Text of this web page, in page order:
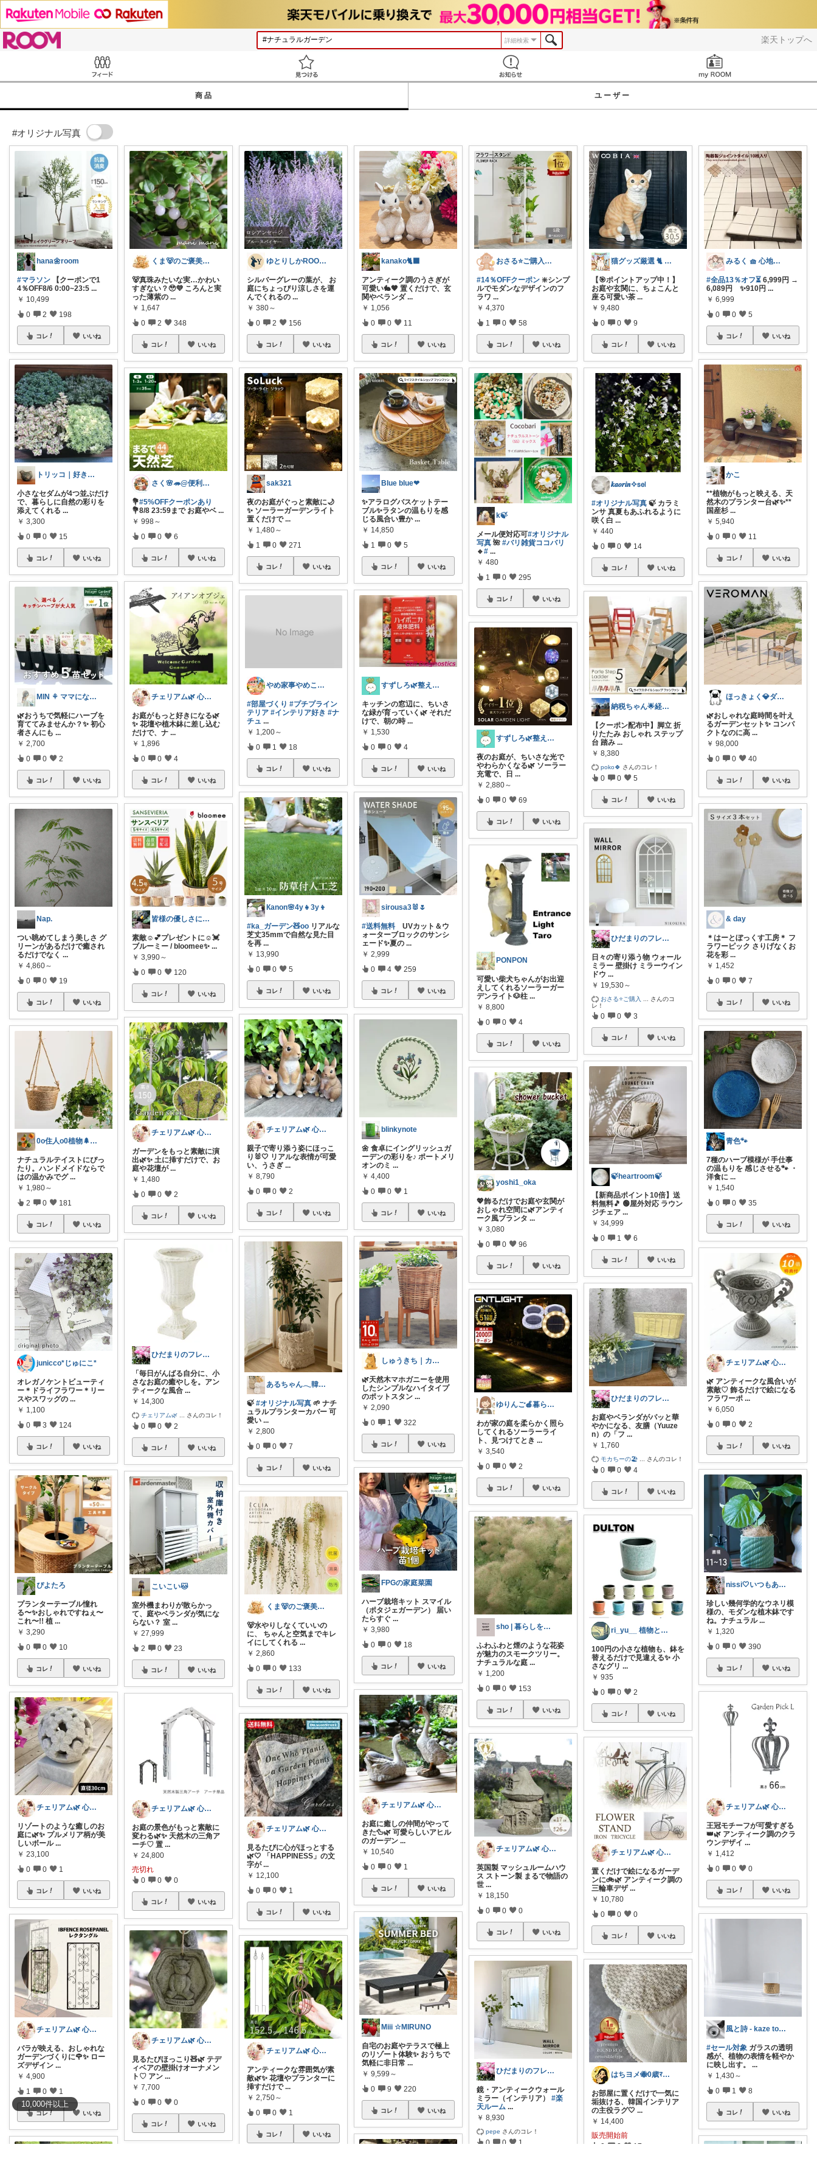
楽天トップへ
詳細検索
商品 ユーザー
#オリジナル写真
10,000件以上
hana🌼room
#マラソン 【クーポンで1
4％OFF8/6 0:00~23:5 ...
￥ 10,499
0 2 198
コレ いいね
トリッコ｜好きな雑貨・インテリア
小さなセダムが4つ並ぶだけ
で、暮らしに自然の彩りを
添えてくれる ...
￥ 3,300
0 0 15
コレ いいね
MIN ⚘ ママになりました
🌿おうちで気軽にハーブを
育ててみませんか？✨ 初心
者さんにも ...
￥ 2,700
0 0 2
コレ いいね
Nap.
つい眺めてしまう美しさ グ
リーンがあるだけで癒され
るだけでなく ...
￥ 4,860～
0 0 19
コレ いいね
0o住人o0植物🌲と👶を育てる部屋
ナチュラルテイストにぴっ
たり。ハンドメイドならで
はの温かみでグ ...
￥ 1,980～
2 0 181
コレ いいね
junicco*じゅにこ*
オレガノケントビューティ
ー＊ドライフラワー＊リー
スやスワッグの ...
￥ 1,100
0 3 124
コレ いいね
ぴよたろ
プランターテーブル憧れ
る〜✨️おしゃれですねぇ〜
これ〜!! 植 ...
￥ 3,290
0 0 10
コレ いいね
チェリアム🌿‬ 心地よい暮らし
リゾートのような癒しのお
庭に🌿✨ プルメリア柄が美
しいボール ...
￥ 23,100
0 0 1
コレ いいね
チェリアム🌿‬ 心地よい暮らし
バラが映える、おしゃれな
ガーデンづくりに🌹✨ ロー
ズデザイン ...
￥ 4,900
1 0 1
コレ いいね
くま🐻のご褒美ROOM🍯
🐻真珠みたいな実…かわい
すぎない？🥹💜 ころんと実
った薄紫の ...
￥ 1,647
0 2 348
コレ いいね
さく🌸🦔@便利でかわいいを探す旅
💐#5%OFFクーポンあり
💐8/8 23:59まで お庭やベ ...
￥ 998～
0 0 6
コレ いいね
チェリアム🌿‬ 心地よい暮らし
お庭がもっと好きになる🌿
✨ 花壇や植木鉢に差し込む
だけで、ナ ...
￥ 1,896
0 0 4
コレ いいね
皆様の優しさに感謝です✨happyミルク
素敵☺️💕プレゼントに☺️💓
ブルーミー / bloomee✨...
￥ 3,990～
0 0 120
コレ いいね
チェリアム🌿‬ 心地よい暮らし
ガーデンをもっと素敵に演
出🌿✨ 土に挿すだけで、お
庭や花壇が ...
￥ 1,480
0 0 2
コレ いいね
ひだまりのフレンチ🩷ガーデン
「毎日がんばる自分に、小
さなお庭の癒やしを。アン
ティークな風合 ...
￥ 14,300
チェリアム🌿 さんのコレ！
0 0 2
コレ いいね
こいこい🐱
室外機まわりが散らかっ
て、庭やベランダが気にな
らない？ 室 ...
￥ 27,999
2 0 23
コレ いいね
チェリアム🌿‬ 心地よい暮らし
お庭の景色がもっと素敵に
変わる🌿✨ 天然木の三角ア
ーチ♡ 置 ...
￥ 24,800
売切れ
0 0 0
コレ いいね
チェリアム🌿‬ 心地よい暮らし
見るたびほっこり🧸🌿 テデ
ィベアの壁掛けオーナメン
ト♡ アン ...
￥ 7,700
0 0 0
コレ いいね
ゆとりしかROOM🦌しかちゃんセレクト
シルバーグレーの葉が、 お
庭にちょっぴり涼しさを運
んでくれるの ...
￥ 380～
0 2 156
コレ いいね
sak321
夜のお庭がぐっと素敵に🌙
✨ ソーラーガーデンライト
置くだけで ...
￥ 1,480～
1 0 271
コレ いいね
やめ家事やめこ♡一軍インテリア
#部屋づくり #プチプライン
テリア #インテリア好き #ナ
チュ ...
￥ 1,200～
0 1 18
コレ いいね
Кanon🌸4y👧3y👦
#ka_ガーデン🧸oo リアルな
芝丈35mmで自然な見た目
を再 ...
￥ 13,990
0 0 5
コレ いいね
チェリアム🌿‬ 心地よい暮らし
親子で寄り添う姿にほっこ
り🐰🤍 リアルな表情が可愛
い、うさぎ ...
￥ 8,790
0 0 2
コレ いいね
あるちゃん𓂃韓国グッズと購入品
🍃#オリジナル写真 🌱 ナチ
ュラルプランターカバー 可
愛い ...
￥ 2,800
0 0 7
コレ いいね
くま🐻のご褒美ROOM🍯
🐻水やりしなくていいの
に、 ちゃんと空気までキレ
イにしてくれる ...
￥ 2,860
0 0 133
コレ いいね
チェリアム🌿‬ 心地よい暮らし
見るたびに心がほっとする
🌿🤍 「HAPPINESS」の文
字が ...
￥ 12,100
0 0 1
コレ いいね
チェリアム🌿‬ 心地よい暮らし
アンティークな雰囲気が素
敵🌿✨ 花壇やプランターに
挿すだけで ...
￥ 2,750～
0 0 1
コレ いいね
kanako🐈‍⬛
アンティーク調のうさぎが
可愛い🐇🤎 置くだけで、玄
関やベランダ ...
￥ 1,056
0 0 11
コレ いいね
Blue blue❤︎
✨アラログバスケットテー
ブル✨ラタンの温もりを感
じる風合い豊か ...
￥ 14,850
1 0 5
コレ いいね
すずしろ🌿整えながら、ゆるく暮らす
キッチンの窓辺に、ちいさ
な緑が育っていく🌿 それだ
けで、朝の時 ...
￥ 1,530
0 0 4
コレ いいね
sirousa3🐰🌷
#送料無料 UVカット＆ウ
ォーターブロックのサンシ
ェード✨夏の ...
￥ 2,999
0 4 259
コレ いいね
blinkynote
🌼 食卓にイングリッシュガ
ーデンの彩りを♪ ポートメリ
オンのミ ...
￥ 4,400
0 0 1
コレ いいね
しゅうきち｜カフェ☕と暮らし🍀
🌿天然木マホガニーを使用
したシンプルなハイタイプ
のポットスタン ...
￥ 2,090
0 1 322
コレ いいね
FPGの家庭菜園
ハーブ栽培キット スマイル
（ポタジェガーデン） 届い
たらすぐ ...
￥ 3,980
0 0 18
コレ いいね
チェリアム🌿‬ 心地よい暮らし
お庭に癒しの仲間がやって
きた🦆🌿 可愛らしいアヒル
のガーデン ...
￥ 10,540
0 0 1
コレ いいね
Miii ☆MIRUNO
自宅のお庭やテラスで極上
のリゾート体験✨ おうちで
気軽に非日常 ...
￥ 9,599～
0 9 220
コレ いいね
おさる⭐ご購入感謝🐹
#14％OFFクーポン ❇️シンプ
ルでモダンなデザインのフ
ラワ ...
￥ 4,370
1 0 58
コレ いいね
k🍃
メール便対応可#オリジナル
写真 🌺#バリ雑貨ココバリ
🔹# ...
￥ 480
1 0 295
コレ いいね
すずしろ🌿整えながら、ゆるく暮らす
夜のお庭が、ちいさな光で
やわらかくなる🌿 ソーラー
充電で、日 ...
￥ 2,880～
0 0 69
コレ いいね
PONPON
可愛い柴犬ちゃんがお出迎
えしてくれるソーラーガー
デンライト🐶柱 ...
￥ 8,800
0 0 4
コレ いいね
yoshi1_oka
💖飾るだけでお庭や玄関が
おしゃれ空間に🌿アンティ
ーク風プランタ ...
￥ 3,080
0 0 96
コレ いいね
ゆりんご🍎暮らしにまつわるおすすめ品
わが家の庭を柔らかく照ら
してくれるソーラーライ
ト、見つけてとき ...
￥ 3,540
0 0 2
コレ いいね
sho | 暮らしを整える帖
ふわふわと煙のような花姿
が魅力のスモークツリー。
ナチュラルな庭 ...
￥ 1,200
0 0 153
コレ いいね
チェリアム🌿‬ 心地よい暮らし
英国製 マッシュルームハウ
ス ストーン製 まるで物語の
世 ...
￥ 18,150
0 0 0
コレ いいね
ひだまりのフレンチ🩷ガーデン
鏡・アンティークウォール
ミラー（インテリア）#楽
天ルーム ...
￥ 8,930
pepe さんのコレ！
0 0 1
猫グッズ厳選 🐈 にゃん具市場 🌈
【🎯ポイントアップ中！】
お庭や玄関に、ちょこんと
座る可愛い茶 ...
￥ 9,480
0 0 9
コレ いいね
𝒌𝒂𝒐𝒓𝒊𝒏✧𝗌𝖾𝗅
#オリジナル写真 🍃 カラミ
ンサ 真夏もあふれるように
咲く白 ...
￥ 440
0 0 14
コレ いいね
納税ちゃん🌟経由購入★
【クーポン配布中】脚立 折
りたたみ おしゃれ ステップ
台 踏み ...
￥ 8,380
poko🍀 さんのコレ！
0 0 5
コレ いいね
ひだまりのフレンチ🩷ガーデン
日々の寄り添う物 ウォール
ミラー 壁掛け ミラーウイン
ドウ...
￥ 19,530～
おさる⭐ご購入
さんのコ
レ！
0 0 3
コレ いいね
🍃heartroom🍃
【新商品ポイント10倍】送
料無料🎵 🟢屋外対応 ラウン
ジチェア ...
￥ 34,999
0 1 6
コレ いいね
ひだまりのフレンチ🩷ガーデン
お庭やベランダがパッと華
やかになる、友膳（Yuuze
n）の「フ ...
￥ 1,760
モカちーの🏖 さんのコレ！
0 0 4
コレ いいね
ri_yu__ 植物と夫。中学生、小学生
100円の小さな植物も、鉢を
替えるだけで見違える✨ 小
さなグリ ...
￥ 935
0 0 2
コレ いいね
チェリアム🌿‬ 心地よい暮らし
置くだけで絵になるガーデ
ンに🚲🌿 アンティーク調の
三輪車デザ ...
￥ 10,780
0 0 0
コレ いいね
はちヨメ🐝0歳ﾏﾏ👶🏻🎀
お部屋に置くだけで一気に
垢抜ける、韓国インテリア
の主役ラグ🤍...
￥ 14,400
販売開始前
0 0 17
みるく 🧺 心地よい、上質な暮らしを
#全品13％オフ⏳ 6,999円 →
6,089円 ✨910円 ...
￥ 6,999
0 0 5
コレ いいね
かこ
**植物がもっと映える、天
然木のプランター台🌿✨**
国産杉 ...
￥ 5,940
0 0 11
コレ いいね
ほっきょく💎ダイヤモンド会員💎
🌿おしゃれな庭時間を叶え
るガーデンセット✨ コンパ
クトなのに高 ...
￥ 98,000
0 0 40
コレ いいね
& day
＊はーとぼっくす工房＊ フ
ラワーピック さりげなくお
花を彩 ...
￥ 1,452
0 0 7
コレ いいね
青色🐾
7種のハーブ模様が 手仕事
の温もりを 感じさせる🐾 ・
洋食に ...
￥ 1,540
0 0 35
コレ いいね
チェリアム🌿‬ 心地よい暮らし
🌿 アンティークな風合いが
素敵♡ 飾るだけで絵になる
フラワーポ ...
￥ 6,050
0 0 2
コレ いいね
nissi🤍いつもありがとう🍀
珍しい幾何学的なウネリ模
様の、モダンな植木鉢です
ね。ナチュラル ...
￥ 1,320
0 0 390
コレ いいね
チェリアム🌿‬ 心地よい暮らし
王冠モチーフが可愛すぎる
👑🌿 アンティーク調のクラ
ウンデザイ ...
￥ 1,412
0 0 0
コレ いいね
風と詩 - kaze to uta -
#セール対象 ガラスの透明
感が、植物の表情を軽やか
に映し出す。
...
￥ 1,430～
0 1 8
コレ いいね